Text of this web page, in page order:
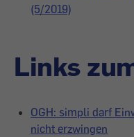
(5/2019)
Links
OGH: simpli darf
nicht erzwingen